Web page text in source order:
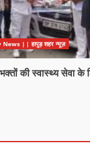
|| हापुड़ शहर न्यूज़
की स्वास्थ्य सेवा